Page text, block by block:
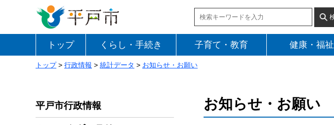
トップ くらし・手続き 子育て・教育 健康・福祉
トップ> 行政情報 > 統計データ > お知らせ・お願い
平戸市行政情報 お知らせ・お願い